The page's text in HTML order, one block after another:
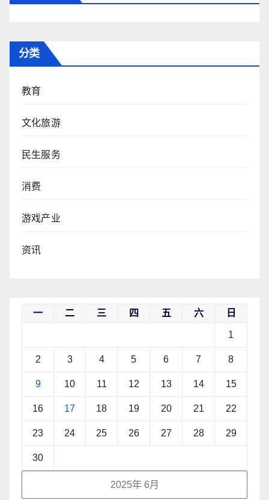
分类
教育
文化旅游
民生服务
消费
游戏产业
资讯
2025年 6月
一 二 三 四 五 六 日
1
2 3 4 5 6 7 8
9 10 11 12 13 14 15
16 17 18 19 20 21 22
23 24 25 26 27 28 29
30